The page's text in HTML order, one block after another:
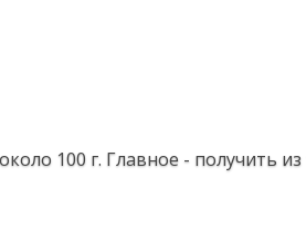
100 г. Главное - получить